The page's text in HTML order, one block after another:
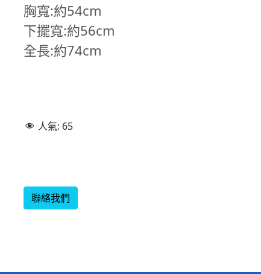
胸寬:約54cm
下擺寬:約56cm
全長:約74cm
人氣: 65
聯絡我們